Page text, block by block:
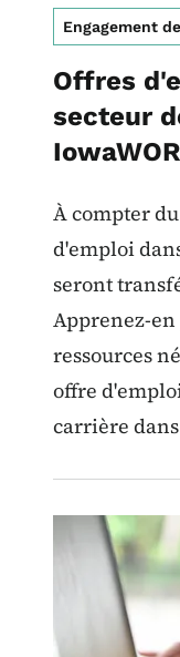
Engagement
Offres
secteur
À compter
d'emploi
seront
Apprenez-en
ressources
offre
carrière
Image